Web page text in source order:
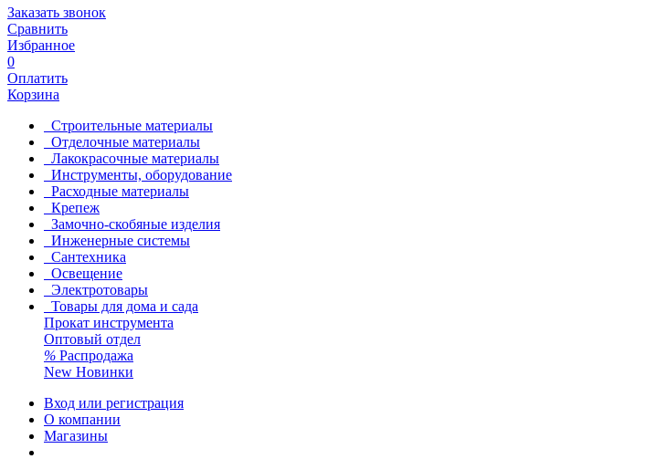
Заказать звонок
Сравнить
Избранное
0
Оплатить
Корзина
Строительные материалы
Отделочные материалы
Лакокрасочные материалы
Инструменты, оборудование
Расходные материалы
Крепеж
Замочно-скобяные изделия
Инженерные системы
Сантехника
Освещение
Электротовары
Товары для дома и сада
Прокат инструмента
Оптовый отдел
% Распродажа
New Новинки
Вход или регистрация
О компании
Магазины